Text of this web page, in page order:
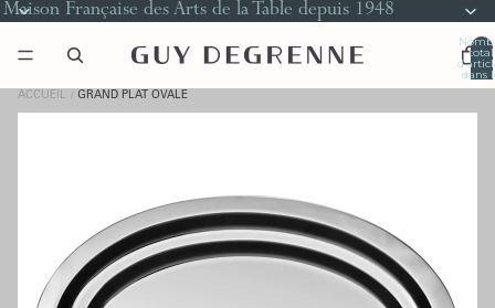
Maison Française des Arts de la Table depuis 1948
total
dans
ACCUEIL GRAND PLAT OVALE